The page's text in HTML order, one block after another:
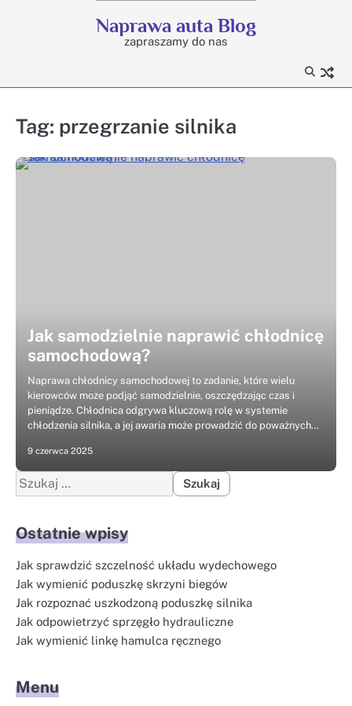
Naprawa auta Blog
zapraszamy do nas
Tag: przegrzanie silnika
Jak samodzielnie naprawić chłodnicę
samochodową?
Naprawa chłodnicy samochodowej to zadanie, które wielu
kierowców może podjąć samodzielnie, oszczędzając czas i
pieniądze. Chłodnica odgrywa kluczową rolę w systemie
chłodzenia silnika, a jej awaria może prowadzić do poważnych…
9 czerwca 2025
Szukaj:
Ostatnie wpisy
Jak sprawdzić szczelność układu wydechowego
Jak wymienić poduszkę skrzyni biegów
Jak rozpoznać uszkodzoną poduszkę silnika
Jak odpowietrzyć sprzęgło hydrauliczne
Jak wymienić linkę hamulca ręcznego
Menu